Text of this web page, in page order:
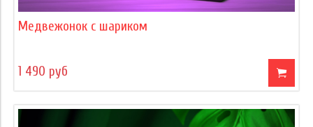
Медвежонок с шариком
1 490 руб